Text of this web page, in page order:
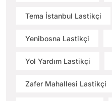
Tema İstanbul Lastikçi
Yenibosna Lastikçi
Yol Yardım Lastikçi
Zafer Mahallesi Lastikçi